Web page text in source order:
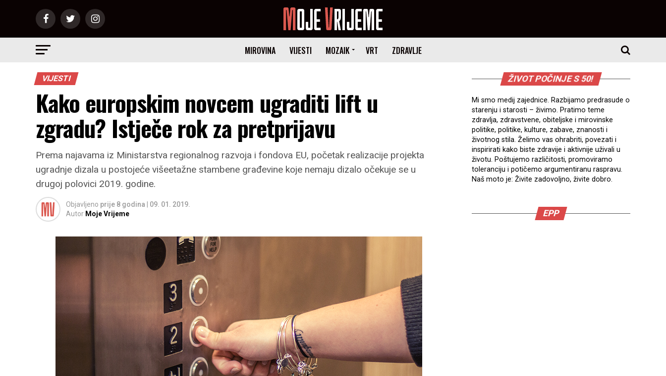
MIROVINA VIJESTI MOZAIK VRT ZDRAVLJE
VIJESTI
Kako europskim novcem ugraditi lift u
zgradu? Istječe rok za pretprijavu
Prema najavama iz Ministarstva regionalnog razvoja i fondova EU, početak realizacije projekta
ugradnje dizala u postojeće višeetažne stambene građevine koje nemaju dizalo očekuje se u
drugoj polovici 2019. godine.
Objavljeno prije 8 godina
09. 01. 2019.
Autor Moje Vrijeme
ŽIVOT POČINJE S 50!
Mi smo medij zajednice. Razbijamo predrasude o
starenju i starosti – živimo. Pratimo teme
zdravlja, zdravstvene, obiteljske i mirovinske
politike, politike, kulture, zabave, znanosti i
životnog stila. Želimo vas ohrabriti, povezati i
inspirirati kako biste zdravije i aktivnije uživali u
životu. Poštujemo različitosti, promoviramo
toleranciju i potičemo argumentiranu raspravu.
Naš moto je: Živite zadovoljno, živite dobro.
EPP